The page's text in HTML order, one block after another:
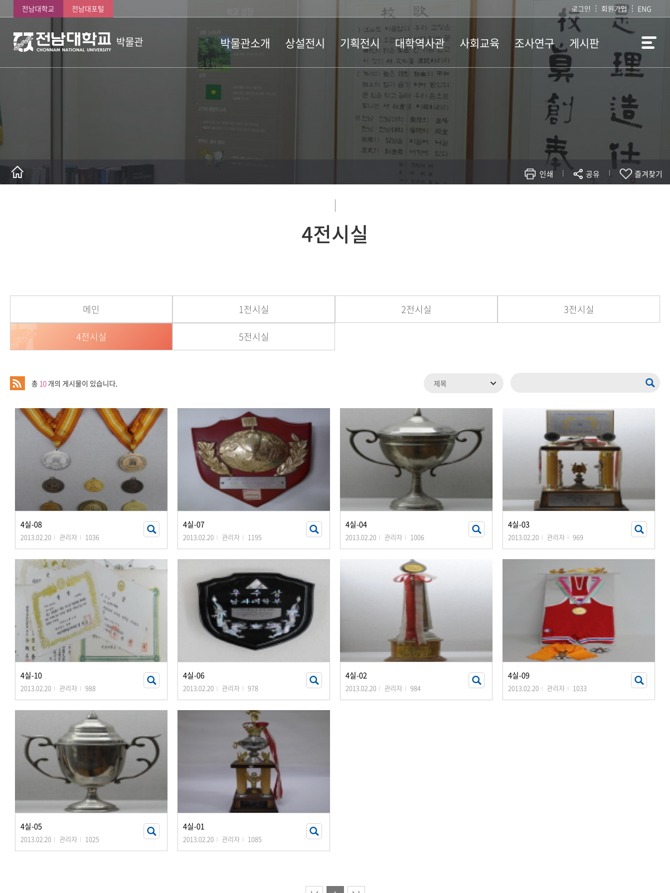
전남대학교 전남대포털 로그인 회원가입 ENG
박물관 박물관소개
박물관연혁
상설전시
공룡실
기획전시
현재전시
지난전시
대학역사관
소개
대학 주요 연혁
전시실
관람안내
사회교육 조사연구
정책과제연구
게시판
공지사항
자유게시판
공개자료실
관련사이트
인쇄 공유 즐겨찾기
4전시실
메인 1전시실 2전시실 3전시실
4전시실 5전시실
총 10 개의 게시물이 있습니다.
4실-08
2013.02.20 관리자 1036
4실-07
2013.02.20 관리자 1195
4실-04
2013.02.20 관리자 1006
4실-03
2013.02.20 관리자 969
4실-10
2013.02.20 관리자 988
4실-06
2013.02.20 관리자 978
4실-02
2013.02.20 관리자 984
4실-09
2013.02.20 관리자 1033
4실-05
2013.02.20 관리자 1025
4실-01
2013.02.20 관리자 1085